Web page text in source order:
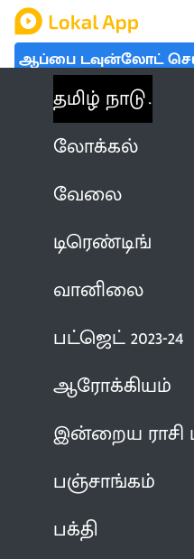
ஆப்பை டவுன்லோட்
தமிழ் நாடு
லோக்கல்
வேலை
டிரெண்டிங்
வானிலை
பட்ஜெட் 2023-24
ஆரோக்கியம்
இன்றைய
பஞ்சாங்கம்
பக்தி